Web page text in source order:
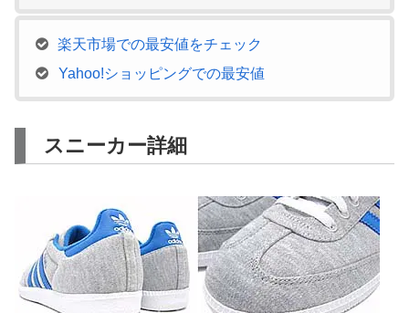
楽天市場での最安値をチェック
Yahoo!ショッピングでの最安値
スニーカー詳細